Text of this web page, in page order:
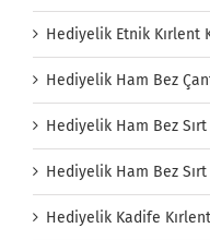
Hediyelik Etnik Kırlent
Hediyelik Ham Bez
Hediyelik Ham Bez Sırt
Hediyelik Ham Bez Sırt
Hediyelik Kadife Kırlent